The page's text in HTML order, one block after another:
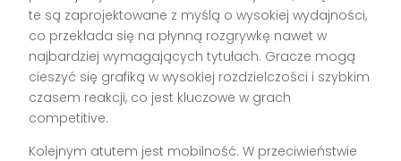
te są zaprojektowane z myślą o wysokiej wydajności,
co przekłada się na płynną rozgrywkę nawet w
najbardziej wymagających tytułach. Gracze mogą
cieszyć się grafiką w wysokiej rozdzielczości i szybkim
czasem reakcji, co jest kluczowe w grach
competitive.
Kolejnym atutem jest mobilność. W przeciwieństwie